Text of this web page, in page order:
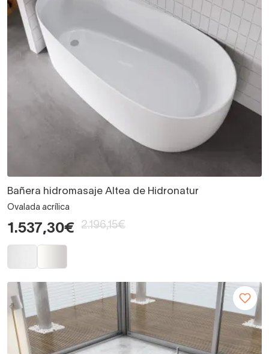
Bañera hidromasaje Altea de Hidronatur
Ovalada acrílica
1.537,30€ 2.196,15€